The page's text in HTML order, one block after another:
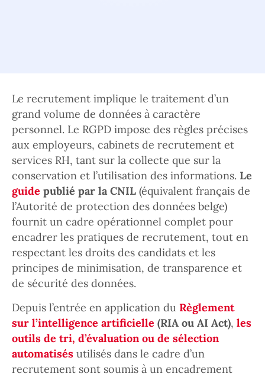
Le recrutement implique le traitement d’un
grand volume de données à caractère
personnel. Le RGPD impose des règles précises
aux employeurs, cabinets de recrutement et
services RH, tant sur la collecte que sur la
conservation et l’utilisation des informations. Le
guide publié par la CNIL (équivalent français de
l’Autorité de protection des données belge)
fournit un cadre opérationnel complet pour
encadrer les pratiques de recrutement, tout en
respectant les droits des candidats et les
principes de minimisation, de transparence et
de sécurité des données.
Depuis l’entrée en application du Règlement
sur l’intelligence artificielle (RIA ou AI Act), les
outils de tri, d’évaluation ou de sélection
automatisés utilisés dans le cadre d’un
recrutement sont soumis à un encadrement